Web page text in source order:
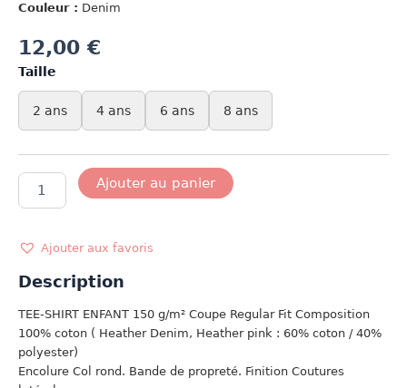
Couleur : Denim
12,00€
Taille
2 ans 4 ans 6 ans 8 ans
quantité
T-
ZOO
Ajouter au panier
Ajouter aux favoris
Description
TEE-SHIRT ENFANT 150 g/m² Coupe Regular Fit Composition
100% coton ( Heather Denim, Heather pink : 60% coton / 40%
polyester)
Encolure Col rond. Bande de propreté. Finition Coutures